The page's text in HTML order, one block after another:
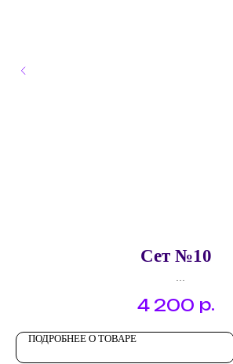
Сет №10
Брускетта "Риет из семги"
Брускетта "Хаммон, виноград"
Профитроль с креветкой.
4 200 р.
ПОДРОБНЕЕ О ТОВАРЕ